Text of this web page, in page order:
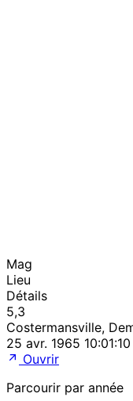
Mag
Lieu
Détails
5,3
Costermansville,
25 avr. 1965
Ouvrir
Parcourir par année